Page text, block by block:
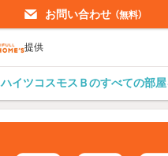
お問い合わせ （無料）
提供
ハイツコスモスＢのすべての部